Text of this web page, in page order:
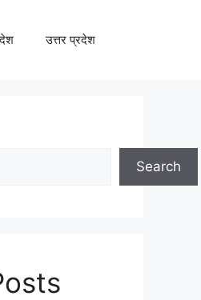
उत्तर प्रदेश
Search